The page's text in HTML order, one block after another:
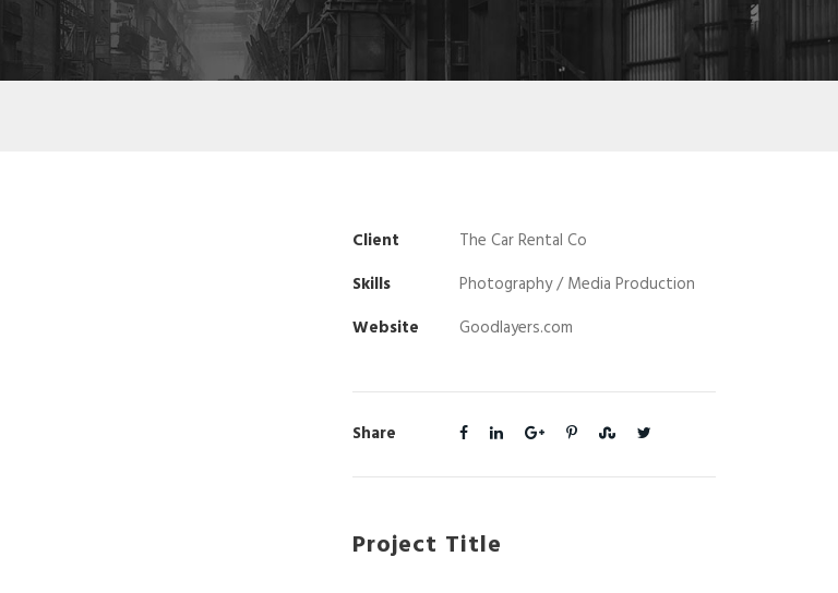
Client
The Car Rental Co
Skills
Photography / Media Production
Website
Goodlayers.com
Share
Project Title